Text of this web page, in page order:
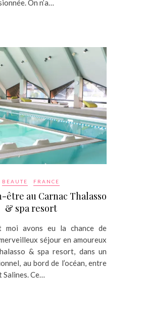
On n’a…
BEAUTE FRANCE
être au Carnac Thalasso
& spa resort
moi avons eu la chance de
séjour en amoureux
& spa resort, dans un
au bord de l’océan, entre
Ce…